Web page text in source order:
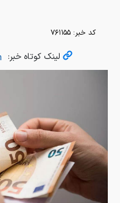
کد خبر: ۷۶۱۱۵۵
لینک کوتاه خبر: